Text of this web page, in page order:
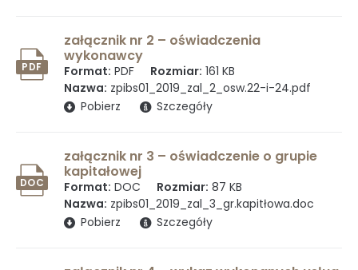
Instytucie Biologii Ssaków PAN
Sprawozdania z działalności naukowej
Postępowania ws nadania stopnia
doktora
Dziennik rejestru zmian
PDF
załącznik nr 2 – oświadczenia
wykonawcy
Format: PDF Rozmiar: 161 KB
Nazwa: zpibs01_2019_zal_2_osw.22-i-24.pdf
Pobierz (otwiera się w nowym oknie)
Szczegóły
DOC
załącznik nr 3 – oświadczenie o grupie
kapitałowej
Format: DOC Rozmiar: 87 KB
Nazwa: zpibs01_2019_zal_3_gr.kapitłowa.doc
Pobierz (otwiera się w nowym oknie)
Szczegóły